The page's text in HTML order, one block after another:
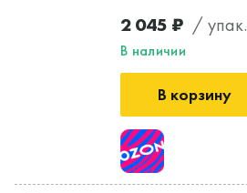
2 045 ₽ / упак.
В наличии
В корзину